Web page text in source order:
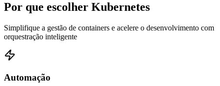
Por que escolher Kubernetes
Simplifique a gestão de containers e acelere o desenvolvimento com
orquestração inteligente
Automação